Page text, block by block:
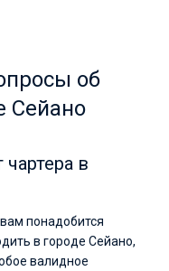
об
Сейано
в
понадобится
в городе Сейано,
валидное